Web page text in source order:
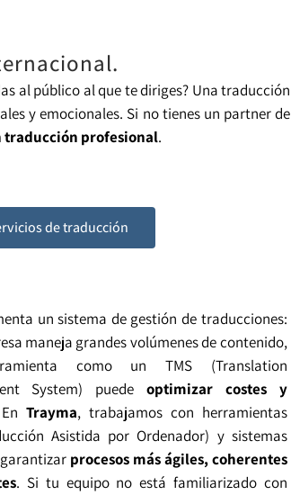
al público al que te diriges? Una traducción
y emocionales. Si no tienes un partner de
traducción profesional.
de traducción
un sistema de gestión de traducciones:
maneja grandes volúmenes de contenido,
como un TMS (Translation
System) puedeoptimizar costes y
Trayma, trabajamos con herramientas
Asistida por Ordenador) y sistemas
procesos más ágiles, coherentes
. Si tu equipo no está familiarizado con